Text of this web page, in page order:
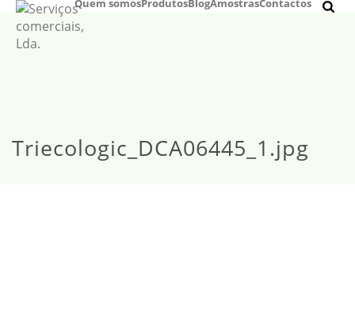
Quem somosProdutosBlogAmostrasContactos
Triecologic_DCA06445_1.jpg